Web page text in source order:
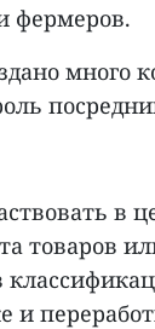
фермеров.
много
в
товаров
и